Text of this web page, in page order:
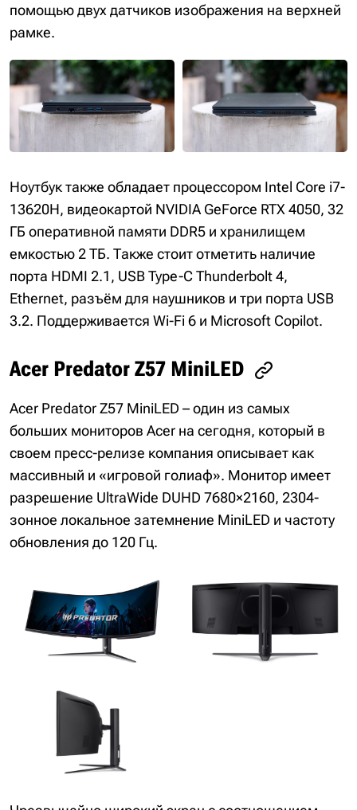
помощью двух датчиков изображения на верхней
рамке.
Ноутбук также обладает процессором Intel Core i7-
13620H, видеокартой NVIDIA GeForce RTX 4050, 32
ГБ оперативной памяти DDR5 и хранилищем
емкостью 2 ТБ. Также стоит отметить наличие
порта HDMI 2.1, USB Type-C Thunderbolt 4,
Ethernet, разъём для наушников и три порта USB
3.2. Поддерживается Wi-Fi 6 и Microsoft Copilot.
Acer Predator Z57 MiniLED
Acer Predator Z57 MiniLED – один из самых
больших мониторов Acer на сегодня, который в
своем пресс-релизе компания описывает как
массивный и «игровой голиаф». Монитор имеет
разрешение UltraWide DUHD 7680×2160, 2304-
зонное локальное затемнение MiniLED и частоту
обновления до 120 Гц.